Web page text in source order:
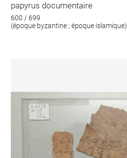
papyrus documentaire
600 / 699
(époque byzantine ; époque islamique)